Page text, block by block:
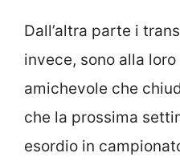
Dall’altra parte i
invece, sono alla
amichevole che
che la prossima
esordio in